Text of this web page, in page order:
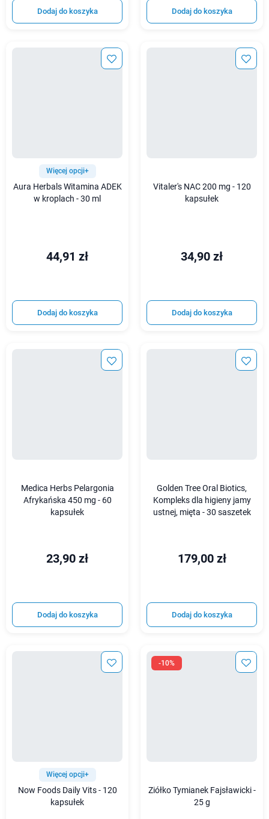
Dodaj do koszyka Dodaj do koszyka
Więcej opcji+
Aura Herbals Witamina ADEK
w kroplach - 30 ml
44,91 zł
Dodaj do koszyka
Vitaler's NAC 200 mg - 120
kapsułek
34,90 zł
Dodaj do koszyka
Medica Herbs Pelargonia
Afrykańska 450 mg - 60
kapsułek
23,90 zł
Dodaj do koszyka
Golden Tree Oral Biotics,
Kompleks dla higieny jamy
ustnej, mięta - 30 saszetek
179,00 zł
Dodaj do koszyka
Więcej opcji+
Now Foods Daily Vits - 120
kapsułek
-10%
Ziółko Tymianek Fajsławicki -
25 g